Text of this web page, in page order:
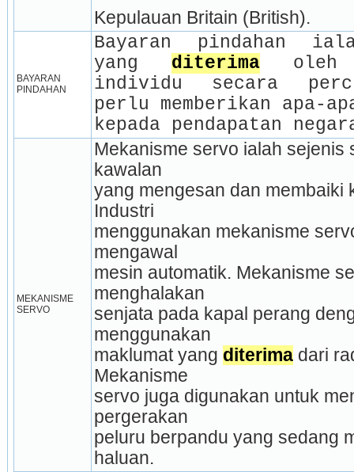
Kepulauan Britain (British).
BAYARAN
PINDAHAN
Bayaran pindahan
yang diterima oleh
individu secara
perlu memberikan apa-
kepada pendapatan
MEKANISME
SERVO
Mekanisme servo ialah sejenis
kawalan
yang mengesan dan membaiki
Industri
menggunakan mekanisme
mengawal
mesin automatik. Mekanisme
menghalakan
senjata pada kapal perang
menggunakan
maklumat yang diterima dari
Mekanisme
servo juga digunakan untuk
pergerakan
peluru berpandu yang sedang
haluan.